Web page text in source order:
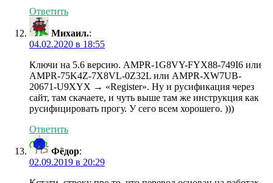
Ответить
Михаил.:
04.02.2020 в 18:55
Ключи на 5.6 версию. AMPR-1G8VY-FYX88-749I6 или
AMPR-75K4Z-7X8VL-0Z32L или AMPR-XW7UB-
20671-U9XYX → «Register». Ну и русификация через
сайт, там скачаете, и чуть выше там же инструкция как
русифицировать прогу. У сего всем хорошего. )))
Ответить
Фёдор:
02.09.2019 в 20:29